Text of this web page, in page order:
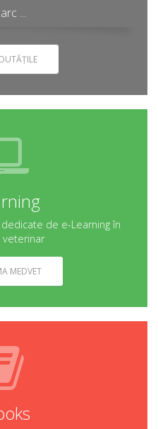
...
de e-Learning în
MEDVET